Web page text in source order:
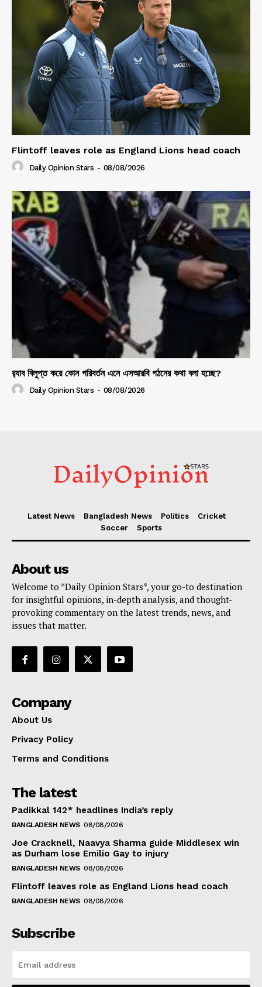
Flintoff leaves role as England Lions head coach
Daily Opinion Stars - 08/08/2026
র‍্যাব বিলুপ্ত করে কোন পরিবর্তন এনে এসআরবি গঠনের কথা বলা হচ্ছে?
Daily Opinion Stars - 08/08/2026
Latest News Bangladesh News Politics
Cricket
Soccer
Sports
About us
Welcome to *Daily Opinion Stars*, your go-to destination
for insightful opinions, in-depth analysis, and thought-
provoking commentary on the latest trends, news, and
issues that matter.
Company
About Us
Privacy Policy
Terms and Conditions
The latest
Padikkal 142* headlines India’s reply
BANGLADESH NEWS 08/08/2026
Joe Cracknell, Naavya Sharma guide Middlesex win
as Durham lose Emilio Gay to injury
BANGLADESH NEWS 08/08/2026
Flintoff leaves role as England Lions head coach
BANGLADESH NEWS 08/08/2026
Subscribe